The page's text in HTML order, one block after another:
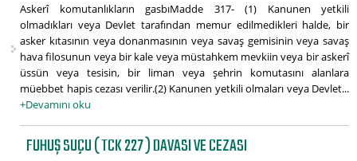
Askerî komutanlıkların gasbıMadde 317- (1) Kanunen yetkili
olmadıkları veya Devlet tarafından memur edilmedikleri halde, bir
asker kıtasının veya donanmasının veya savaş gemisinin veya savaş
hava filosunun veya bir kale veya müstahkem mevkiin veya bir askerî
üssün veya tesisin, bir liman veya şehrin komutasını alanlara
müebbet hapis cezası verilir.(2) Kanunen yetkili olmaları veya Devlet...
+Devamını oku
FUHUŞ SUÇU ( TCK 227 ) DAVASI VE CEZASI